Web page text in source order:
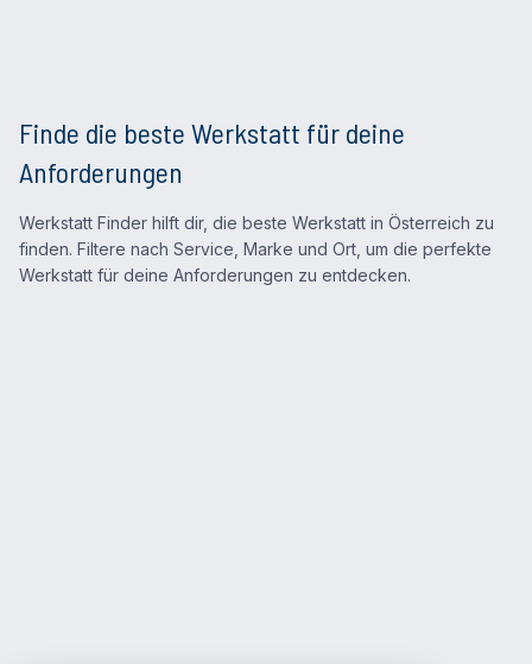
Finde die beste Werkstatt für deine
Anforderungen
Werkstatt Finder hilft dir, die beste Werkstatt in Österreich zu
finden. Filtere nach Service, Marke und Ort, um die perfekte
Werkstatt für deine Anforderungen zu entdecken.